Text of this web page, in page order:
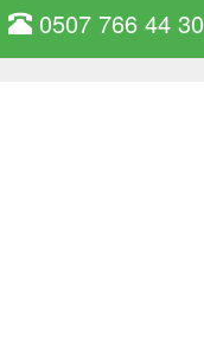
0507 766 44 30